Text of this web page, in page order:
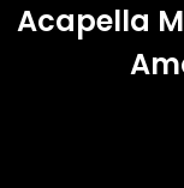
Acapella